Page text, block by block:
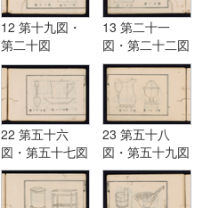
12 第十九図・
第二十図
13 第二十一
図・第二十二図
22 第五十六
図・第五十七図
23 第五十八
図・第五十九図